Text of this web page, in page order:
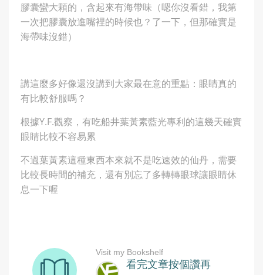
膠囊蠻大顆的，含起來有海帶味（嗯你沒看錯，我第
一次把膠囊放進嘴裡的時候也？了一下，但那確實是
海帶味沒錯）
講這麼多好像還沒講到大家最在意的重點：眼睛真的
有比較舒服嗎？
根據Y.F.觀察，有吃船井葉黃素藍光專利的這幾天確實
眼睛比較不容易累
不過葉黃素這種東西本來就不是吃速效的仙丹，需要
比較長時間的補充，還有別忘了多轉轉眼球讓眼睛休
息一下喔